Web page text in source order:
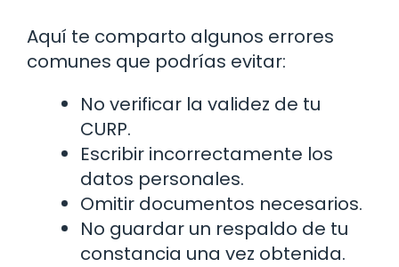
Aquí te comparto algunos errores
comunes que podrías evitar:
No verificar la validez de tu
CURP.
Escribir incorrectamente los
datos personales.
Omitir documentos necesarios.
No guardar un respaldo de tu
constancia una vez obtenida.